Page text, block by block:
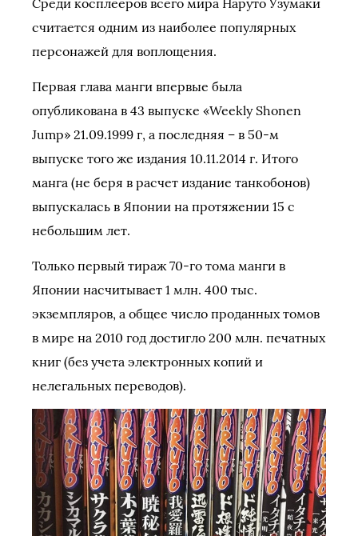
считается одним из наиболее популярных
персонажей для воплощения.
Первая глава манги впервые была
опубликована в 43 выпуске «Weekly Shonen
Jump» 21.09.1999 г, а последняя – в 50-м
выпуске того же издания 10.11.2014 г. Итого
манга (не беря в расчет издание танкобонов)
выпускалась в Японии на протяжении 15 с
небольшим лет.
Только первый тираж 70-го тома манги в
Японии насчитывает 1 млн. 400 тыс.
экземпляров, а общее число проданных томов
в мире на 2010 год достигло 200 млн. печатных
книг (без учета электронных копий и
нелегальных переводов).